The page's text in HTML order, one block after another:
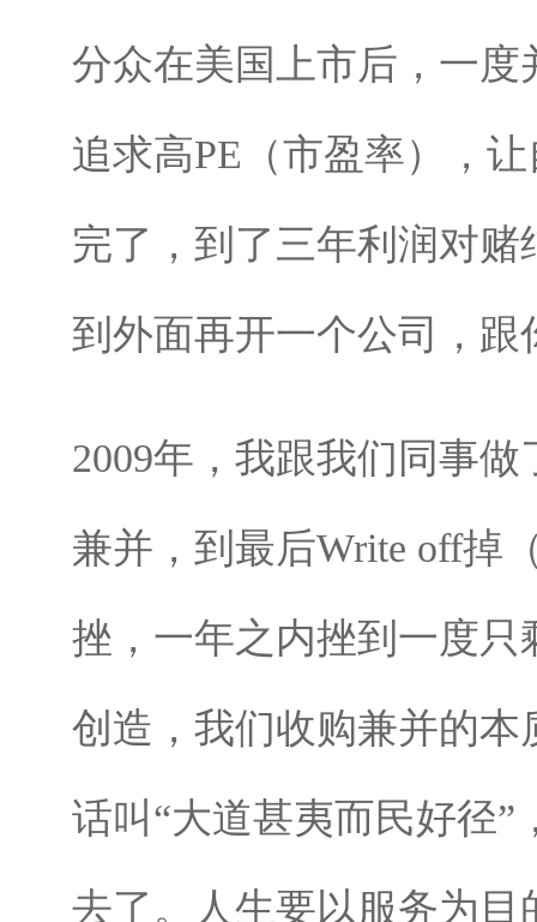
分众在美国上市后，一
追求高PE（市盈率），
完了，到了三年利润对
到外面再开一个公司，跟
2009年，我跟我们同事
兼并，到最后Write off掉
挫，一年之内挫到一度
创造，我们收购兼并的
话叫“大道甚夷而民好径
去了。人生要以服务为